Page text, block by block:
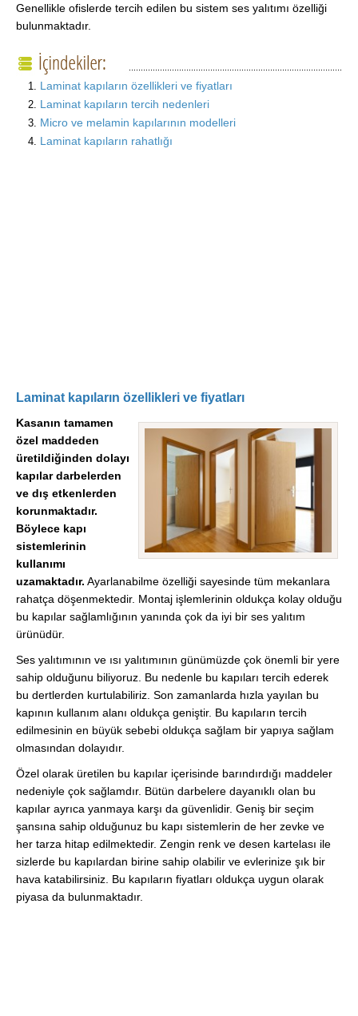
Genellikle ofislerde tercih edilen bu sistem ses yalıtımı özelliği
bulunmaktadır.
Laminat kapıların özellikleri ve fiyatları
Laminat kapıların tercih nedenleri
Micro ve melamin kapılarının modelleri
Laminat kapıların rahatlığı
Laminat kapıların özellikleri ve fiyatları
Kasanın tamamen
özel maddeden
üretildiğinden dolayı
kapılar darbelerden
ve dış etkenlerden
korunmaktadır.
Böylece kapı
sistemlerinin
kullanımı
uzamaktadır. Ayarlanabilme özelliği sayesinde tüm mekanlara
rahatça döşenmektedir. Montaj işlemlerinin oldukça kolay olduğu
bu kapılar sağlamlığının yanında çok da iyi bir ses yalıtım
ürünüdür.
Ses yalıtımının ve ısı yalıtımının günümüzde çok önemli bir yere
sahip olduğunu biliyoruz. Bu nedenle bu kapıları tercih ederek
bu dertlerden kurtulabiliriz. Son zamanlarda hızla yayılan bu
kapının kullanım alanı oldukça geniştir. Bu kapıların tercih
edilmesinin en büyük sebebi oldukça sağlam bir yapıya sağlam
olmasından dolayıdır.
Özel olarak üretilen bu kapılar içerisinde barındırdığı maddeler
nedeniyle çok sağlamdır. Bütün darbelere dayanıklı olan bu
kapılar ayrıca yanmaya karşı da güvenlidir. Geniş bir seçim
şansına sahip olduğunuz bu kapı sistemlerin de her zevke ve
her tarza hitap edilmektedir. Zengin renk ve desen kartelası ile
sizlerde bu kapılardan birine sahip olabilir ve evlerinize şık bir
hava katabilirsiniz. Bu kapıların fiyatları oldukça uygun olarak
piyasa da bulunmaktadır.